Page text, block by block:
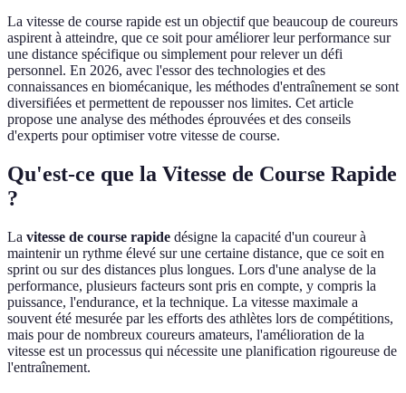
La vitesse de course rapide est un objectif que beaucoup de coureurs
aspirent à atteindre, que ce soit pour améliorer leur performance sur
une distance spécifique ou simplement pour relever un défi
personnel. En 2026, avec l'essor des technologies et des
connaissances en biomécanique, les méthodes d'entraînement se sont
diversifiées et permettent de repousser nos limites. Cet article
propose une analyse des méthodes éprouvées et des conseils
d'experts pour optimiser votre vitesse de course.
Qu'est-ce que la Vitesse de Course Rapide
?
La vitesse de course rapide désigne la capacité d'un coureur à
maintenir un rythme élevé sur une certaine distance, que ce soit en
sprint ou sur des distances plus longues. Lors d'une analyse de la
performance, plusieurs facteurs sont pris en compte, y compris la
puissance, l'endurance, et la technique. La vitesse maximale a
souvent été mesurée par les efforts des athlètes lors de compétitions,
mais pour de nombreux coureurs amateurs, l'amélioration de la
vitesse est un processus qui nécessite une planification rigoureuse de
l'entraînement.